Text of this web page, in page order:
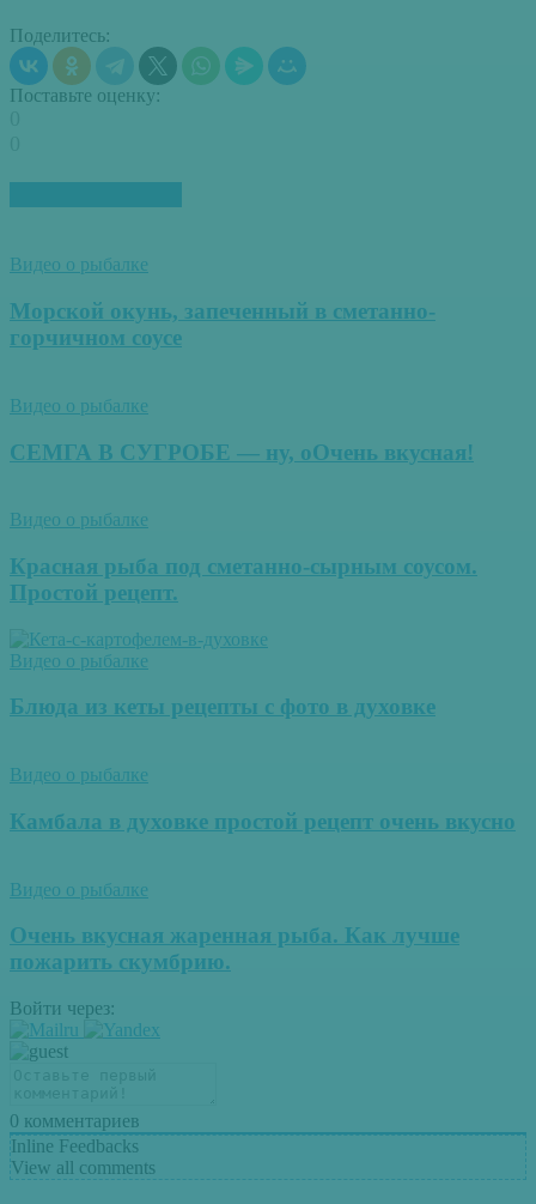
Поделитесь:
Поставьте оценку:
Видео о рыбалке
Морской окунь, запеченный в сметанно-
горчичном соусе
Видео о рыбалке
СЕМГА В СУГРОБЕ — ну, оОчень вкусная!
Видео о рыбалке
Красная рыба под сметанно-сырным соусом.
Простой рецепт.
Видео о рыбалке
Блюда из кеты рецепты с фото в духовке
Видео о рыбалке
Камбала в духовке простой рецепт очень вкусно
Видео о рыбалке
Очень вкусная жаренная рыба. Как лучше
пожарить скумбрию.
Войти через:
0 комментариев
Inline Feedbacks
View all comments